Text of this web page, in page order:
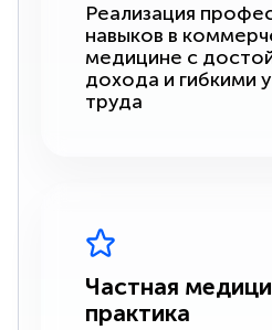
Реализация
навыков в
медицине с
дохода и гибкими
труда
Частная
практика